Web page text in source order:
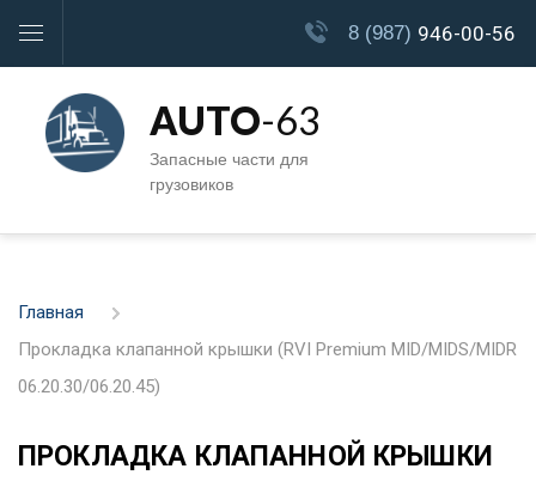
8 (987) 946-00-56
AUTO-63
Запасные части для
грузовиков
Главная
Прокладка клапанной крышки (RVI Premium MID/MIDS/MIDR
06.20.30/06.20.45)
ПРОКЛАДКА КЛАПАННОЙ КРЫШКИ